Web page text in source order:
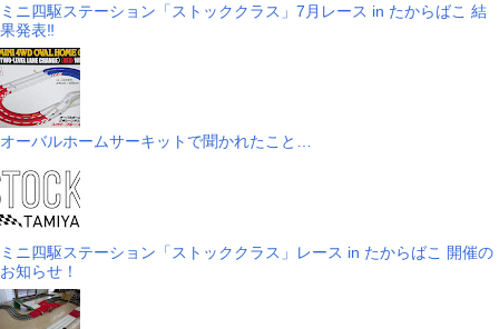
ミニ四駆ステーション「ストッククラス」7月レース in たからばこ 結
果発表‼
オーバルホームサーキットで聞かれたこと…
ミニ四駆ステーション「ストッククラス」レース in たからばこ 開催の
お知らせ！